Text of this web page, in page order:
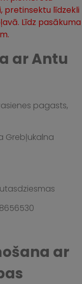
pretinsektu līdzekli
Līdz pasākuma
ar Antu
pagasts,
Grebļukalna
ar